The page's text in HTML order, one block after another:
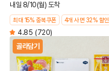
내일 8/10(월) 도착
최대 15% 중복쿠폰 4개 사면 32% 할인
4.85 (720)
골라담기